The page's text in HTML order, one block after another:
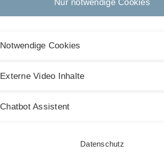
17.09.2019
Nur notwendige Cookies
Notwendige Cookies
Externe Video Inhalte
Chatbot Assistent
Datenschutz